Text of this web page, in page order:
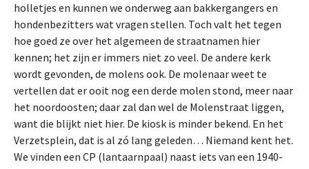
holletjes en kunnen we onderweg aan bakkergangers en
hondenbezitters wat vragen stellen. Toch valt het tegen
hoe goed ze over het algemeen de straatnamen hier
kennen; het zijn er immers niet zo veel. De andere kerk
wordt gevonden, de molens ook. De molenaar weet te
vertellen dat er ooit nog een derde molen stond, meer naar
het noordoosten; daar zal dan wel de Molenstraat liggen,
want die blijkt niet hier. De kiosk is minder bekend. En het
Verzetsplein, dat is al zó lang geleden… Niemand kent het.
We vinden een CP (lantaarnpaal) naast iets van een 1940-